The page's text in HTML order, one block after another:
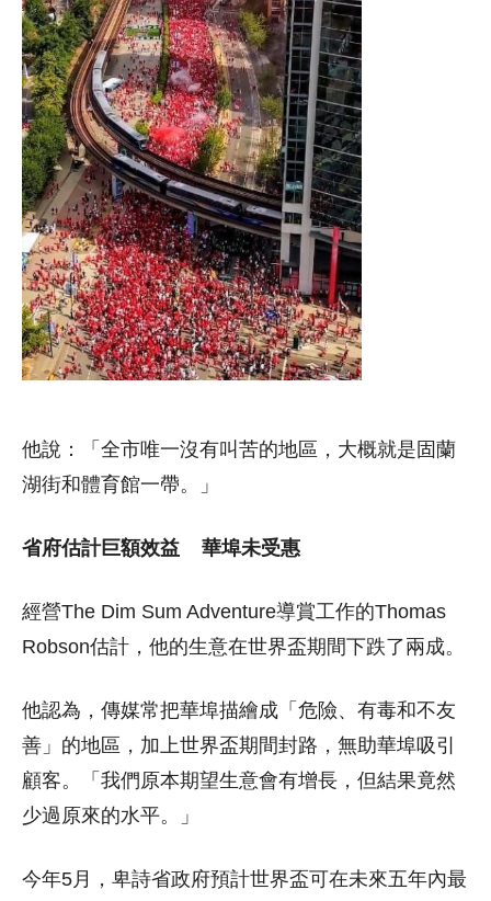
他說：「全市唯一沒有叫苦的地區，大概就是固蘭
湖街和體育館一帶。」
省府估計巨額效益 華埠未受惠
經營The Dim Sum Adventure導賞工作的Thomas
Robson估計，他的生意在世界盃期間下跌了兩成。
他認為，傳媒常把華埠描繪成「危險、有毒和不友
善」的地區，加上世界盃期間封路，無助華埠吸引
顧客。「我們原本期望生意會有增長，但結果竟然
少過原來的水平。」
今年5月，卑詩省政府預計世界盃可在未來五年內最